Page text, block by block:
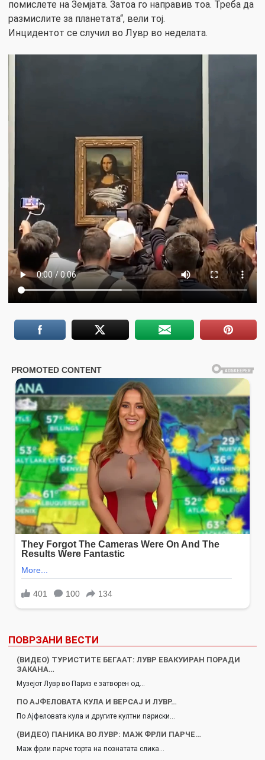
помислете на Земјата. Затоа го направив тоа. Треба да
размислите за планетата“, вели тој.
Инцидентот се случил во Лувр во неделата.
ПОВРЗАНИ ВЕСТИ
(ВИДЕО) ТУРИСТИТЕ БЕГААТ: ЛУВР ЕВАКУИРАН ПОРАДИ
ЗАКАНА…
Музејот Лувр во Париз е затворен од…
ПО АЈФЕЛОВАТА КУЛА И ВЕРСАЈ И ЛУВР…
По Ајфеловата кула и другите култни париски…
(ВИДЕО) ПАНИКА ВО ЛУВР: МАЖ ФРЛИ ПАРЧЕ…
Маж фрли парче торта на познатата слика…